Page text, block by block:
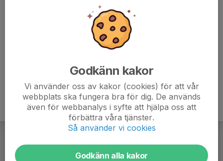
Godkänn kakor
Vi använder oss av kakor (cookies) för att vår
webbplats ska fungera bra för dig. De används
även för webbanalys i syfte att hjälpa oss att
förbättra våra tjänster.
Så använder vi cookies
Godkänn alla kakor